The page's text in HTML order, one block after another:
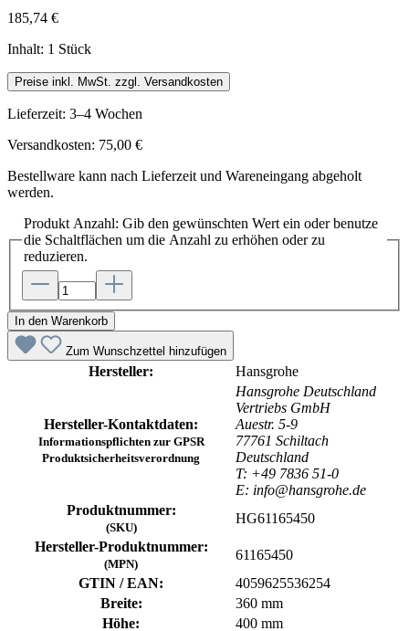
185,74 €
Inhalt: 1 Stück
Preise inkl. MwSt. zzgl. Versandkosten
Lieferzeit: 3–4 Wochen
Versandkosten: 75,00 €
Bestellware kann nach Lieferzeit und Wareneingang abgeholt
werden.
Produkt Anzahl: Gib den gewünschten Wert ein oder benutze
die Schaltflächen um die Anzahl zu erhöhen oder zu
reduzieren.
In den Warenkorb
Zum Wunschzettel hinzufügen
Hersteller: Hansgrohe
Hersteller-Kontaktdaten:
Informationspflichten zur GPSR
Produktsicherheitsverordnung
Hansgrohe Deutschland
Vertriebs GmbH
Auestr. 5-9
77761 Schiltach
Deutschland
T: +49 7836 51-0
E: info@hansgrohe.de
Produktnummer:
(SKU)
HG61165450
Hersteller-Produktnummer:
(MPN)
61165450
GTIN / EAN:
4059625536254
Breite:
360 mm
Höhe:
400 mm